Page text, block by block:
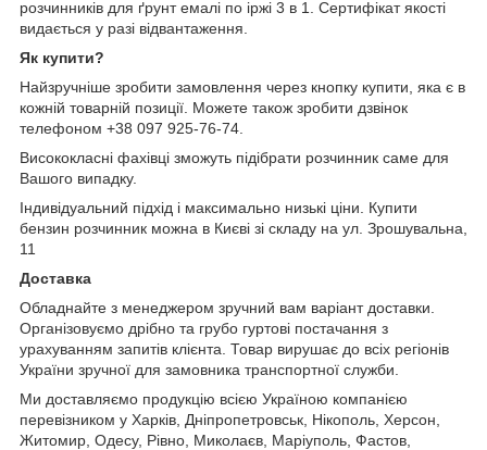
розчинників для ґрунт емалі по іржі 3 в 1. Сертифікат якості
видається у разі відвантаження.
Як купити?
Найзручніше зробити замовлення через кнопку купити, яка є в
кожній товарній позиції. Можете також зробити дзвінок
телефоном +38 097 925-76-74.
Висококласні фахівці зможуть підібрати розчинник саме для
Вашого випадку.
Індивідуальний підхід і максимально низькі ціни. Купити
бензин розчинник можна в Києві зі складу на ул. Зрошувальна,
11
Доставка
Обладнайте з менеджером зручний вам варіант доставки.
Організовуємо дрібно та грубо гуртові постачання з
урахуванням запитів клієнта. Товар вирушає до всіх регіонів
України зручної для замовника транспортної служби.
Ми доставляємо продукцію всією Україною компанією
перевізником у Харків, Дніпропетровськ, Нікополь, Херсон,
Житомир, Одесу, Рівно, Миколаєв, Маріуполь, Фастов,